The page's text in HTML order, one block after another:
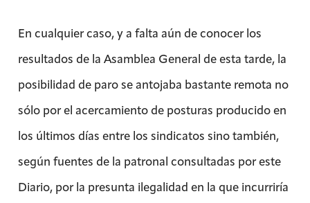
En cualquier caso, y a falta aún de conocer los
resultados de la Asamblea General de esta tarde, la
posibilidad de paro se antojaba bastante remota no
sólo por el acercamiento de posturas producido en
los últimos días entre los sindicatos sino también,
según fuentes de la patronal consultadas por este
Diario, por la presunta ilegalidad en la que incurriría